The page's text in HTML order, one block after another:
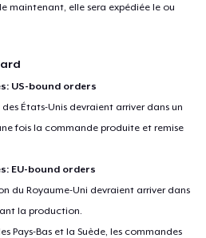
maintenant, elle sera expédiée le ou
US-bound orders
États-Unis devraient arriver dans un
fois la commande produite et remise
EU-bound orders
du Royaume-Uni devraient arriver dans
la production.
Pays-Bas et la Suède, les commandes